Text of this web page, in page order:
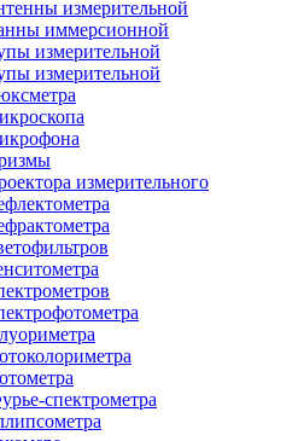
измерительной
иммерсионной
измерительной
измерительной
измерительного
спектрометра